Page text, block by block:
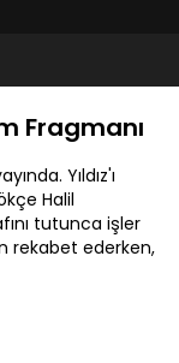
Fragmanı
Yıldız'ı
Halil
tutunca işler
rekabet ederken,